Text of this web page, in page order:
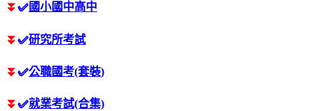
⏬ ✅國小國中高中
⏬ ✅研究所考試
⏬ ✅公職國考(套裝)
⏬ ✅就業考試(合集)